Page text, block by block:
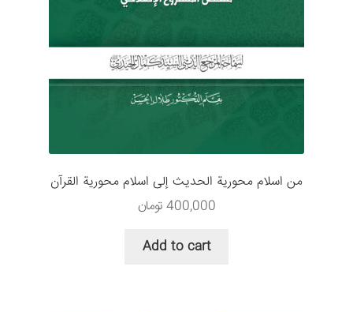
من اسلام محورية الحديث إلى اسلام محورية القرآن
400,000 تومان
Add to cart